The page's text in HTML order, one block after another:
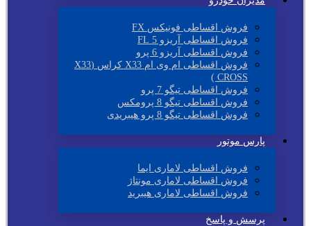
فروش اقساطی فونیکس FX
فروش اقساطی آریزو 5 FL
فروش اقساطی آریزو 6 پرو
فروش اقساطی ام وی ام X33 کراس (X33
CROSS )
فروش اقساطی تیگو 7 پرو
فروش اقساطی تیگو 8 پرومکس
فروش اقساطی تیگو 8 پرو هیبریدی
پارس موتور
فروش اقساطی لاماری ایما
فروش اقساطی لاماری مونتاژ
فروش اقساطی لاماری هیبرید
پرسش و پاسخ